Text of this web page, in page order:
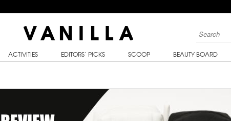
ACTIVITIES EDITORS’ PICKS SCOOP BEAUTY BOARD